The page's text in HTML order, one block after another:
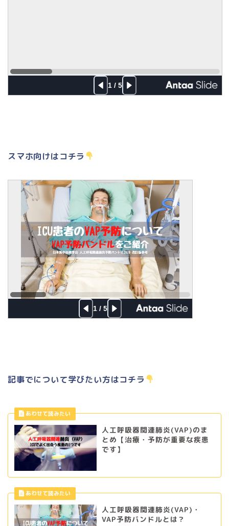
スマホ向けはコチラ
記事でについて学びたい方はコチラ
人工呼吸器関連肺炎(VAP)のま
とめ【治療・予防が重要な疾患
です】
人工呼吸器関連肺炎(VAP)・
VAP予防バンドルとは？